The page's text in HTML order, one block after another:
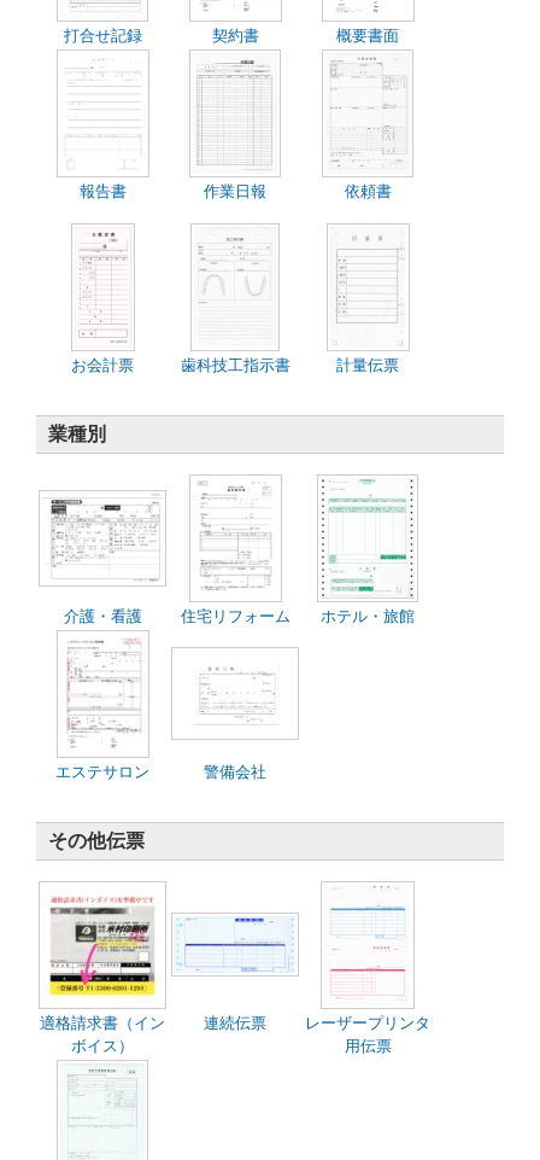
打合せ記録 契約書 概要書面
報告書 作業日報 依頼書
お会計票 歯科技工指示書 計量伝票
業種別
介護・看護 住宅リフォーム ホテル・旅館
エステサロン 警備会社
その他伝票
適格請求書（イン
ボイス）
連続伝票
レーザープリンタ
用伝票